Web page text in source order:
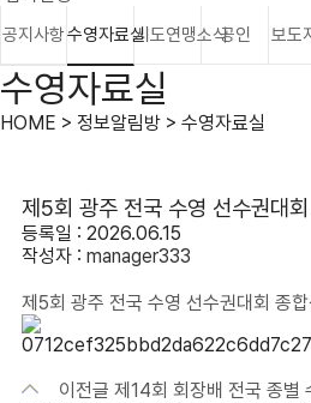
공지사항수영자료실시도연맹소식공인 보도
수영자료실
HOME > 정보알림방 > 수영자료실
제5회 광주 전국 수영 선수권대
등록일 : 2026.06.15
작성자 : manager333
제5회 광주 전국 수영 선수권대회 종
이전글 제14회 회장배 전국 종별